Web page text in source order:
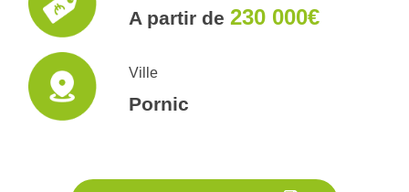
A partir de 230 000€
Ville
Pornic